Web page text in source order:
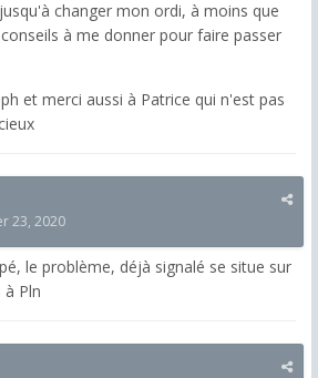
changer mon ordi, à moins que
à me donner pour faire passer
et merci aussi à Patrice qui n'est pas
23, 2020
le problème, déjà signalé se situe sur
Pln